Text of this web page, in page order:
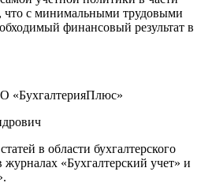
что с минимальными трудовыми
финансовый результат в
«БухгалтерияПлюс»
в области бухгалтерского
«Бухгалтерский учет» и